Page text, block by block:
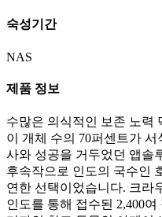
숙성기간
NAS
제품 정보
수많은 의식적인 보존 노력
이 개체 수의 70퍼센트가
사와 성공을 거두었던 앱솔
후속작으로 인도의 국수인
연한 선택이었습니다. 크라
인도를 통해 접수된 2,400